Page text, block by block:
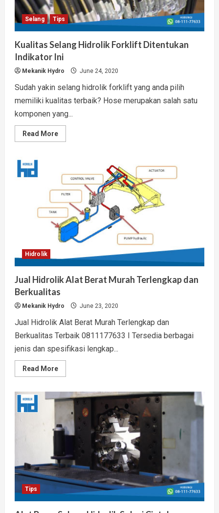
Selang Tips
Kualitas Selang Hidrolik Forklift Ditentukan
Indikator Ini
Mekanik Hydro June 24, 2020
Sudah yakin selang hidrolik forklift yang anda pilih
memiliki kualitas terbaik? Hose merupakan salah satu
komponen yang...
Read MoreRead
more
Forklift
Ditentukan
Indikator
Ini
Hidrolik
Jual Hidrolik Alat Berat Murah Terlengkap dan
Berkualitas
Mekanik Hydro June 23, 2020
Jual Hidrolik Alat Berat Murah Terlengkap dan
Berkualitas Terbaik 0811177633 I Tersedia berbagai
jenis dan spesifikasi lengkap...
Read MoreRead
more
Hidrolik
Alat
Murah
Terlengkap
dan
Berkualitas
Tips